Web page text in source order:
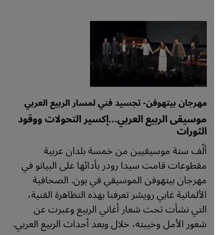
مهرجان بيتهوفن- تجسيد فني لمسار الربيع العربي
موسيقى الربيع العربي...إكسير التحولات ووقود
الثورات
ألًف ستة موسيقيين من خمسة بلدان عربية
مقطوعات قامت سيدا رودر بأدائها على البيانو في
مهرجان بيتهوفن الموسيقي في بون. الصحافية
الألمانية غابي رويشر تعرفنا بهذه التظاهرة الفنية،
التي نشأت تحت شعار أغاني الربيع وعبرت عن
شعور الأمل وخيبته، خلال وبعد أحداث الربيع العربي.